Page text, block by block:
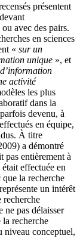
présentent
avec des pairs.
en sciences
« sur un
unique », et
activité
les plus
dans la
devenu, à
en équipe,
À titre
a démontré
pas entièrement à
effectuée en
la recherche
un intérêt
recherche
ne pas délaisser
recherche
niveau conceptuel,